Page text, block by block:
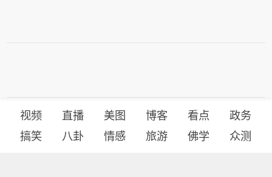
视频 直播 美图 博客 看点
政务
搞笑
八卦 情感 旅游 佛学 众测